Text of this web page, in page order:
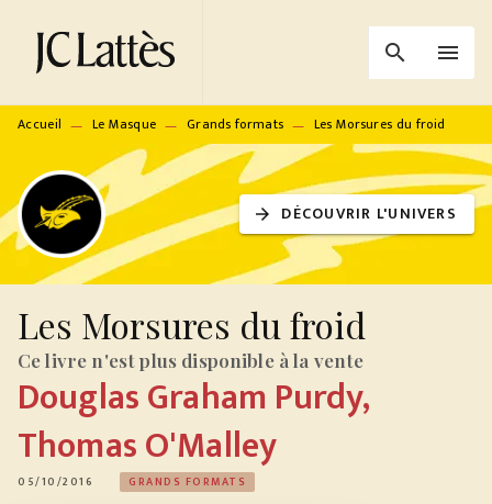
MENU RECHERCHE
PIED DE PAGE
search menu
Accueil — Le Masque — Grands formats — Les Morsures du froid
arrow_forward DÉCOUVRIR L'UNIVERS
Les Morsures du froid
Ce livre n'est plus disponible à la vente
Douglas Graham Purdy,
Thomas O'Malley
05/10/2016 GRANDS FORMATS